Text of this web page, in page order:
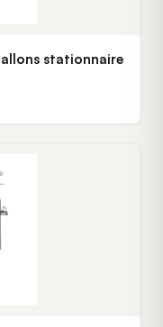
stationnaire